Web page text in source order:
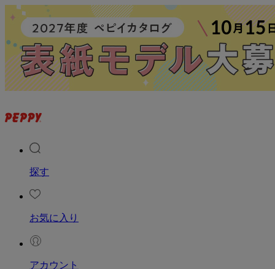
探す
お気に入り
アカウント